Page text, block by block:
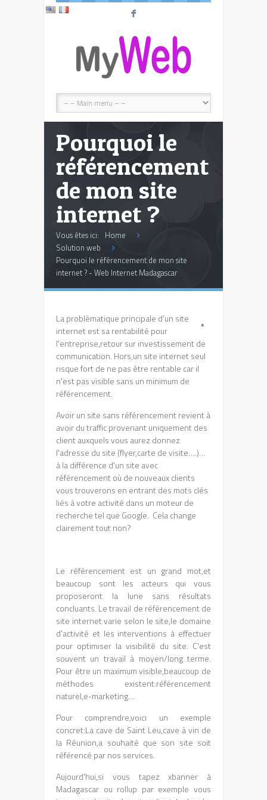
F
Pourquoi le
référencement
de mon site
internet ?
Vous êtes ici: Home
Solution web
Pourquoi le référencement de mon site
internet ? - Web Internet Madagascar
La problèmatique principale d'un site
internet est sa rentabilité pour
l'entreprise,retour sur investissement de
communication. Hors,un site internet seul
risque fort de ne pas être rentable car il
n'est pas visible sans un minimum de
référencement.
Avoir un site sans référencement revient à
avoir du traffic provenant uniquement des
client auxquels vous aurez donnez
l'adresse du site (flyer,carte de visite….)…
à la différence d'un site avec
référencement où de nouveaux clients
vous trouverons en entrant des mots clés
liés à votre activité dans un moteur de
recherche tel que Google. Cela change
clairement tout non?
Le référencement est un grand mot,et
beaucoup sont les acteurs qui vous
proposeront la lune sans résultats
concluants. Le travail de référencement de
site internet varie selon le site,le domaine
d'activité et les interventions à effectuer
pour optimiser la visibilité du site. C'est
souvent un travail à moyen/long terme.
Pour être un maximum visible,beaucoup de
méthodes existent:référencement
naturel,e-marketing…
Pour comprendre,voici un exemple
concret:La cave de Saint Leu,cave à vin de
la Réunion,a souhaité que son site soit
référencé par nos services.
Aujourd'hui,si vous tapez xbanner à
Madagascar ou rollup par exemple vous
*